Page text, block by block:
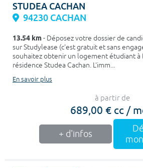
STUDEA CACHAN
94230 CACHAN
13.54 km- Déposez votre dossier de
sur Studylease (c'est gratuit et sans
souhaitez obtenir un logement étudiant à
résidence Studea Cachan. L'imm...
En savoir plus
à partir de
689,00 € cc /
+ d'infos